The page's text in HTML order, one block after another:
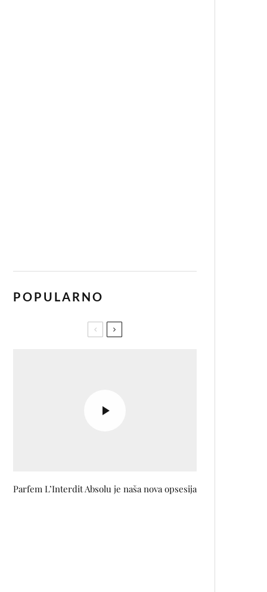
POPULARNO
Parfem L’Interdit Absolu je naša nova opsesija